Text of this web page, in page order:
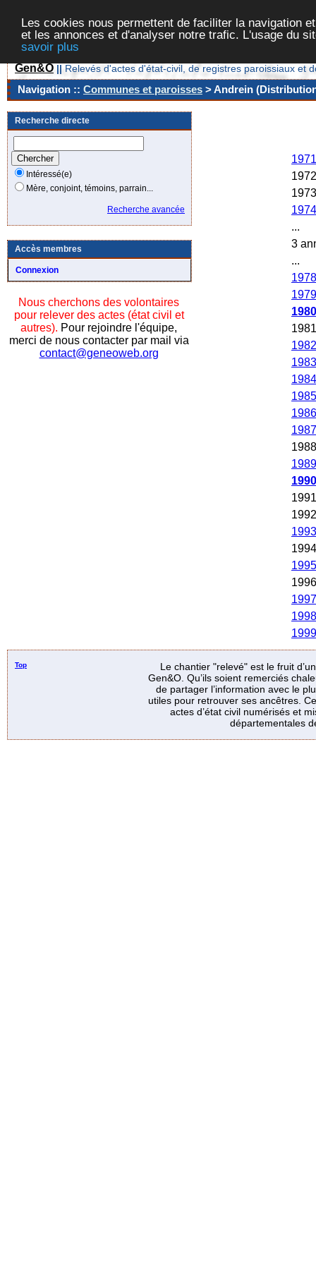
Les cookies nous permettent de faciliter la navigation
et les annonces et d'analyser notre trafic. L'usage du
savoir plus
Gen&O || Relevés d'actes d'état-civil, de registres paroissiaux et
Navigation :: Communes et paroisses > Andrein
Recherche directe
Intéressé(e)
Mère, conjoint, témoins, parrain...
Recherche avancée
Accès membres
Connexion
Nous cherchons des volontaires
pour relever des actes (état civil et
autres). Pour rejoindre l'équipe,
merci de nous contacter par mail via
contact@geneoweb.org
1971
1972
1973
1974
...
3
...
1978
1979
1980
1981
1982
1983
1984
1985
1986
1987
1988
1989
1990
1991
1992
1993
1994
1995
1996
1997
1998
1999
Top
Le chantier "relevé" est le fruit
Gen&O. Qu’ils soient remerciés
de partager l’information avec le
utiles pour retrouver ses ancêtres.
actes d’état civil numérisés et
départementales